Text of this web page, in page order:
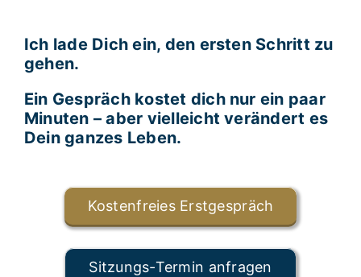
Ich lade Dich ein, den ersten Schritt zu
gehen.
Ein Gespräch kostet dich nur ein paar
Minuten – aber vielleicht verändert es
Dein ganzes Leben.
Kostenfreies Erstgespräch
Sitzungs-Termin anfragen